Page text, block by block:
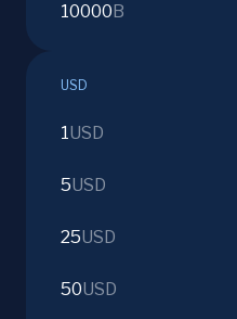
10000 B
USD
1USD
5USD
25USD
50USD